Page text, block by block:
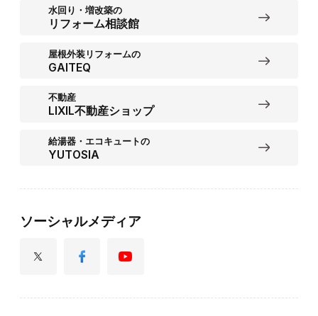
水回り・増改築の
リフォーム相談館
屋根外装リフォームの
GAITEQ
不動産
LIXIL不動産ショップ
給湯器・エコキュートの
YUTOSIA
ソーシャルメディア